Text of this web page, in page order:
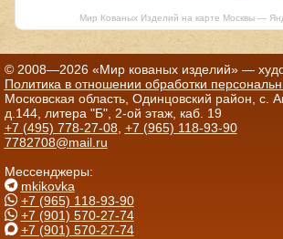
Мир Кованых Изделий на карте Москвы —
© 2008—2026 «Мир кованых изделий» —
Политика в отношении обработки
Московская область, Одинцовский район, с.
д.144, литера "Б", 2-ой этаж, каб. 19
+7 (495) 778-27-08, +7 (965) 118-93-90
7782708@mail.ru
Мессенджеры:
mkikovka
+7 (965) 118-93-90
+7 (901) 570-27-74
+7 (901) 570-27-74